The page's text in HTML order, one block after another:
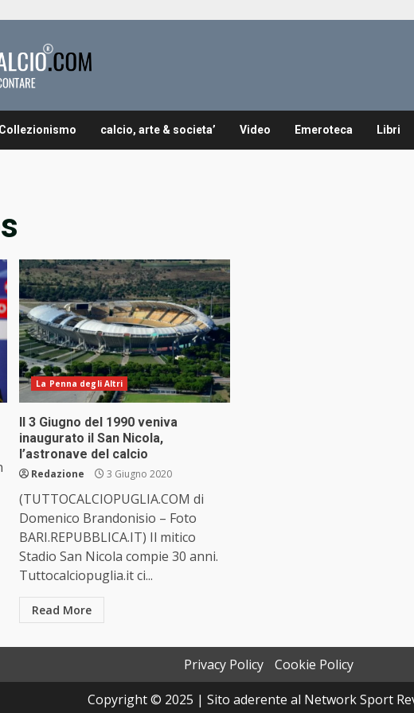
calcio, arte & societa’ Video Emeroteca Libri
La Penna degli Altri
Il 3 Giugno del 1990 veniva
inaugurato il San Nicola,
l’astronave del calcio
Redazione 3 Giugno 2020
(TUTTOCALCIOPUGLIA.COM di
Domenico Brandonisio – Foto
BARI.REPUBBLICA.IT) Il mitico
Stadio San Nicola compie 30 anni.
Tuttocalciopuglia.it ci...
Read More
Privacy Policy
Cookie Policy
Copyright © 2025 | Sito aderente al Network Sport